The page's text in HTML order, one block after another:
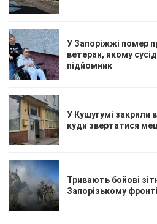
У Запоріжжі помер
ветеран, якому
підйомник
У Кушугумі закрили
куди звертатися
Тривають бойові
Запорізькому фронті